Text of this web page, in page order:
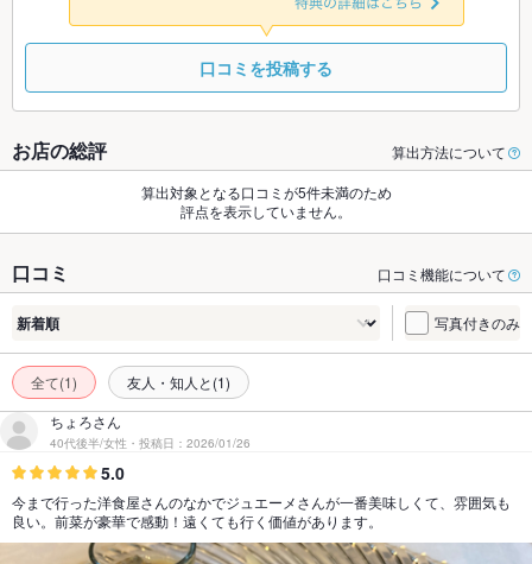
口コミを投稿する
お店の総評
算出方法について
算出対象となる口コミが5件未満のため
評点を表示していません。
口コミ 口コミ機能について
写真付きのみ
全て(1)
友人・知人と(1)
ちょろさん
40代後半/女性・投稿日：2026/01/26
5.0
今まで行った洋食屋さんのなかでジュエーメさんが一番美味しくて、雰囲気も
良い。前菜が豪華で感動！遠くても行く価値があります。